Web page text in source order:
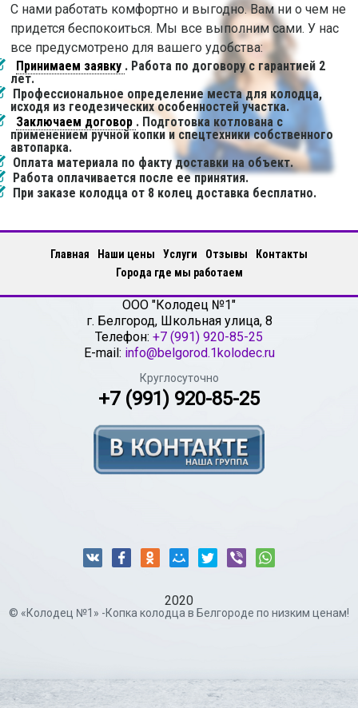
С нами работать комфортно и выгодно. Вам ни о чем не
придется беспокоиться. Мы все выполним сами. У нас
все предусмотрено для вашего удобства:
Принимаем заявку . Работа по договору с гарантией 2
лет.
Профессиональное определение места для колодца,
исходя из геодезических особенностей участка.
Заключаем договор . Подготовка котлована с
применением ручной копки и спецтехники собственного
автопарка.
Оплата материала по факту доставки на объект.
Работа оплачивается после ее принятия.
При заказе колодца от 8 колец доставка бесплатно.
Главная Наши цены Услуги Отзывы
Контакты
Города где мы работаем
ООО "Колодец №1"
г. Белгород, Школьная улица, 8
Телефон: +7 (991) 920-85-25
E-mail: info@belgorod.1kolodec.ru
Круглосуточно
+7 (991) 920-85-25
2020
© «Колодец №1» -Копка колодца в Белгороде по низким ценам!